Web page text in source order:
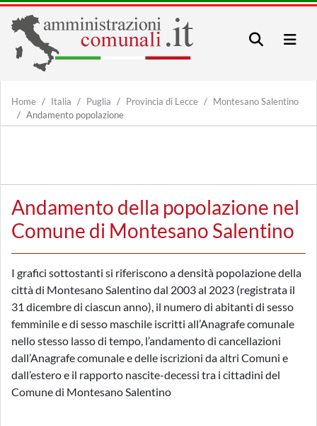
Home Italia Puglia Provincia di Lecce
Montesano Salentino
Andamento popolazione
Andamento della popolazione nel
Comune di Montesano Salentino
I grafici sottostanti si riferiscono a densità popolazione della
città di Montesano Salentino dal 2003 al 2023 (registrata il
31 dicembre di ciascun anno), il numero di abitanti di sesso
femminile e di sesso maschile iscritti all’Anagrafe comunale
nello stesso lasso di tempo, l’andamento di cancellazioni
dall’Anagrafe comunale e delle iscrizioni da altri Comuni e
dall’estero e il rapporto nascite-decessi tra i cittadini del
Comune di Montesano Salentino